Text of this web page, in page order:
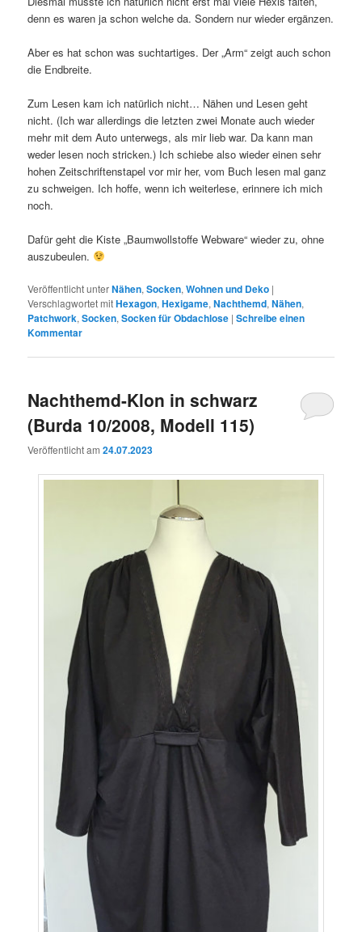
denn es waren ja schon welche da. Sondern nur wieder ergänzen.
Aber es hat schon was suchtartiges. Der „Arm“ zeigt auch schon
die Endbreite.
Zum Lesen kam ich natürlich nicht… Nähen und Lesen geht
nicht. (Ich war allerdings die letzten zwei Monate auch wieder
mehr mit dem Auto unterwegs, als mir lieb war. Da kann man
weder lesen noch stricken.) Ich schiebe also wieder einen sehr
hohen Zeitschriftenstapel vor mir her, vom Buch lesen mal ganz
zu schweigen. Ich hoffe, wenn ich weiterlese, erinnere ich mich
noch.
Dafür geht die Kiste „Baumwollstoffe Webware“ wieder zu, ohne
auszubeulen.
Veröffentlicht unterNähen,Socken,Wohnen und Deko |
Verschlagwortet mitHexagon,Hexigame,Nachthemd,Nähen,
Patchwork,Socken,Socken für Obdachlose |Schreibe einen
Kommentar
Nachthemd-Klon in schwarz
(Burda 10/2008, Modell 115)
Veröffentlicht am24.07.2023